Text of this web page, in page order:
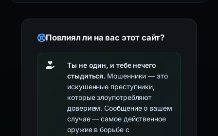
Повлиял ли на вас этот сайт?
Ты не один, и тебе нечего
стыдиться. Мошенники — это
искушенные преступники,
которые злоупотребляют
доверием. Сообщение о вашем
случае — самое действенное
оружие в борьбе с